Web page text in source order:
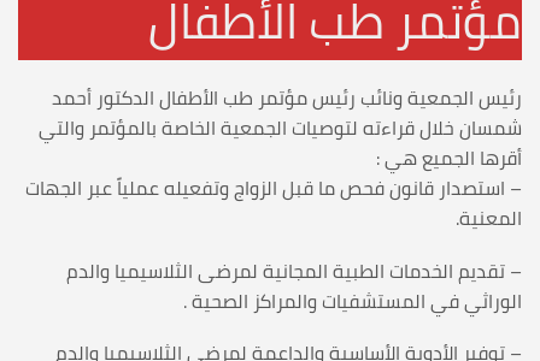
مؤتمر طب الأطفال
رئيس الجمعية ونائب رئيس مؤتمر طب الأطفال الدكتور أحمد
شمسان خلال قراءته لتوصيات الجمعية الخاصة بالمؤتمر والتي
أقرها الجميع هي :
– استصدار قانون فحص ما قبل الزواج وتفعيله عملياً عبر الجهات
المعنية.
– تقديم الخدمات الطبية المجانية لمرضى الثلاسيميا والدم
الوراثي في المستشفيات والمراكز الصحية .
– توفير الأدوية الأساسية والداعمة لمرضى الثلاسيميا والدم